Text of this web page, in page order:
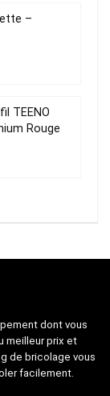
–
TEENO
Rouge
dont vous
meilleur prix et
de bricolage vous
facilement.